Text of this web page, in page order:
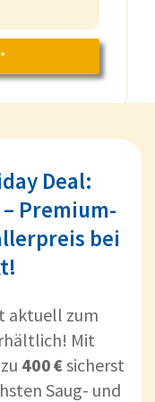
Deal:
Premium-
bei
aktuell zum
Mit
400 €sicherst
Saug- und